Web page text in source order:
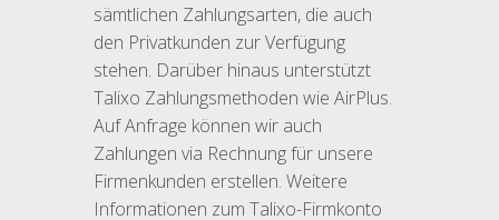
sämtlichen Zahlungsarten, die auch
den Privatkunden zur Verfügung
stehen. Darüber hinaus unterstützt
Talixo Zahlungsmethoden wie AirPlus.
Auf Anfrage können wir auch
Zahlungen via Rechnung für unsere
Firmenkunden erstellen. Weitere
Informationen zum Talixo-Firmkonto